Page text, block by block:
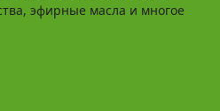
эфирные масла и многое